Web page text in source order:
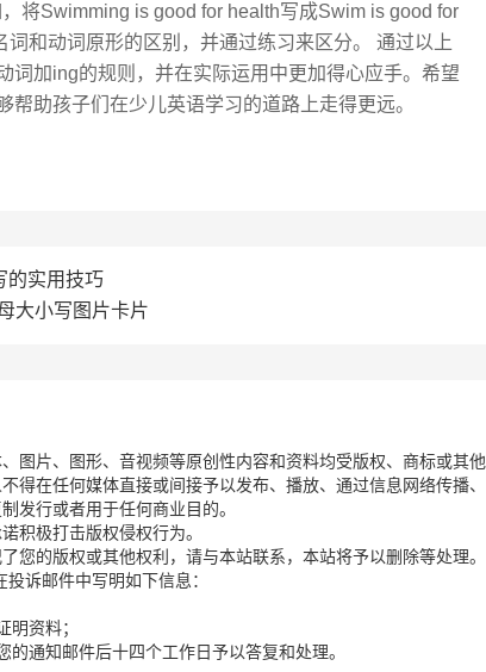
将Swimming is good for health写成Swim is good for
和动词原形的区别，并通过练习来区分。 通过以上
词加ing的规则，并在实际运用中更加得心应手。希望
助孩子们在少儿英语学习的道路上走得更远。
的实用技巧
大小写图片卡片
图片、图形、音视频等原创性内容和资料均受版权、商标或其他
得在任何媒体直接或间接予以发布、播放、通过信息网络传播、
发行或者用于任何商业目的。
积极打击版权侵权行为。
您的版权或其他权利，请与本站联系，本站将予以删除等处理。
诉邮件中写明如下信息：
明资料；
的通知邮件后十四个工作日予以答复和处理。